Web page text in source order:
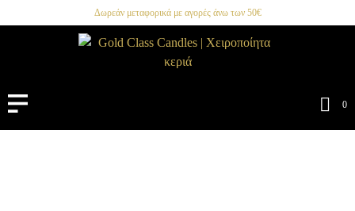
Δωρεάν μεταφορικά με αγορές άνω των 50€
0